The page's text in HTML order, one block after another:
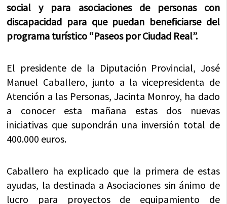
social y para asociaciones de personas con
discapacidad para que puedan beneficiarse del
programa turístico “Paseos por Ciudad Real”.
El presidente de la Diputación Provincial, José
Manuel Caballero, junto a la vicepresidenta de
Atención a las Personas, Jacinta Monroy, ha dado
a conocer esta mañana estas dos nuevas
iniciativas que supondrán una inversión total de
400.000 euros.
Caballero ha explicado que la primera de estas
ayudas, la destinada a Asociaciones sin ánimo de
lucro para proyectos de equipamiento de